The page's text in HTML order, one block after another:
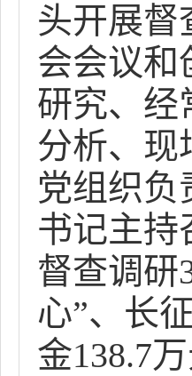
头开展督
会会议和
研究、经
分析、现
党组织负
书记主持
督查调研
心”、长
金138.7